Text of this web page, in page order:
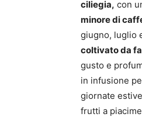
ciliegia, con
minore di
giugno, luglio
coltivato da
gusto e
in infusione
giornate
frutti a